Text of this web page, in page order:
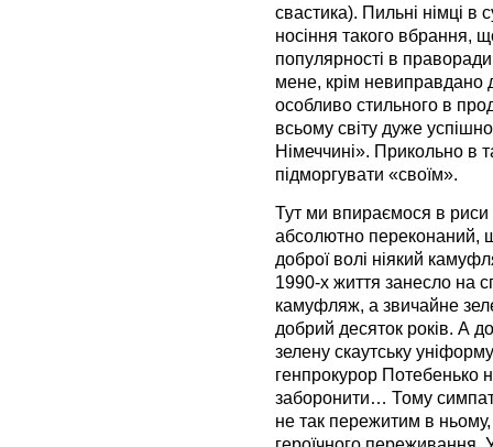
свастика). Пильні німці в
носіння такого вбрання,
популярності в
мене, крім невиправдано
особливо стильного в
всьому світу дуже
Німеччині». Прикольно в
підморгувати «своїм».
Тут ми впираємося в риси
абсолютно переконаний,
доброї волі ніякий
1990-х життя занесло на
камуфляж, а звичайне
добрий десяток років. А
зелену скаутську
генпрокурор Потебенько
заборонити… Тому
не так пережитим в